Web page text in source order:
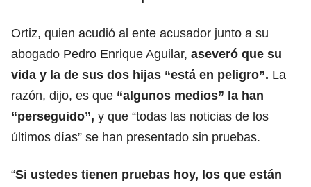
Ortiz, quien acudió al ente acusador junto a su
abogado Pedro Enrique Aguilar, aseveró que su
vida y la de sus dos hijas “está en peligro”. La
razón, dijo, es que “algunos medios” la han
“perseguido”, y que “todas las noticias de los
últimos días” se han presentado sin pruebas.
“Si ustedes tienen pruebas hoy, los que están